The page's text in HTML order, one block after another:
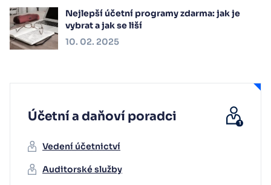
Nejlepší účetní programy zdarma: jak je
vybrat a jak se liší
10. 02. 2025
Účetní a daňoví poradci
Vedení účetnictví
Auditorské služby